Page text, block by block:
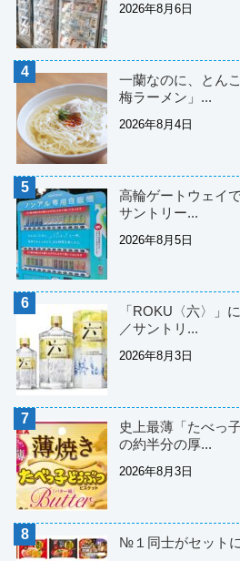
2026年8月6日
一蘭なのに、とん
梅ラーメン」...
2026年8月4日
高輪ゲートウェイ
サントリー...
2026年8月5日
「ROKU〈六〉」
／サントリ...
2026年8月3日
史上最薄「たべっ
の約半分の厚...
2026年8月3日
№１同士がセット